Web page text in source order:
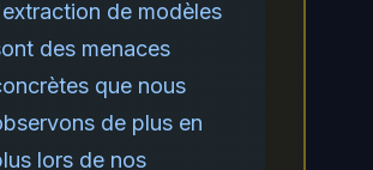
de modèles
des menaces
que nous
de plus en
lors de nos